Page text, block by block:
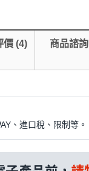
價 (4) 商品諮詢
、進口稅、限制等。